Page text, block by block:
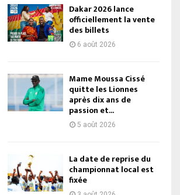
Dakar 2026 lance
officiellement la vente
des billets
6 août 2026
Mame Moussa Cissé
quitte les Lionnes
après dix ans de
passion et...
5 août 2026
La date de reprise du
championnat local est
fixée